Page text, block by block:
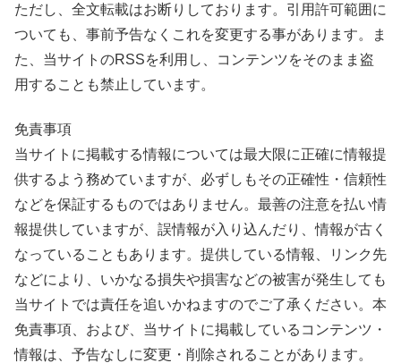
ただし、全文転載はお断りしております。引用許可範囲に
ついても、事前予告なくこれを変更する事があります。ま
た、当サイトのRSSを利用し、コンテンツをそのまま盗
用することも禁止しています。
免責事項
当サイトに掲載する情報については最大限に正確に情報提
供するよう務めていますが、必ずしもその正確性・信頼性
などを保証するものではありません。最善の注意を払い情
報提供していますが、誤情報が入り込んだり、情報が古く
なっていることもあります。提供している情報、リンク先
などにより、いかなる損失や損害などの被害が発生しても
当サイトでは責任を追いかねますのでご了承ください。本
免責事項、および、当サイトに掲載しているコンテンツ・
情報は、予告なしに変更・削除されることがあります。